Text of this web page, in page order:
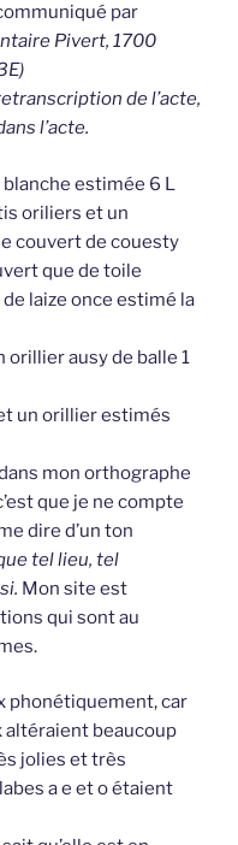
par
Pivert, 1700
de l’acte,
l’acte.
estimée 6 L
oriliers et un
couvert de couesty
que de toile
laize once estimé la
orillier ausy de balle 1
un orillier estimés
mon orthographe
que je ne compte
dire d’un ton
tel lieu, tel
Mon site est
qui sont au
phonétiquement, car
beaucoup
jolies et très
a e et o étaient